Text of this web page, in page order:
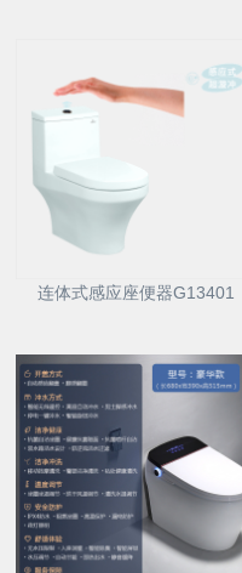
连体式感应座便器G13401